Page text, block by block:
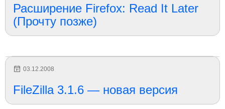
Расширение Firefox: Read It Later
(Прочту позже)
03.12.2008
FileZilla 3.1.6 — новая версия